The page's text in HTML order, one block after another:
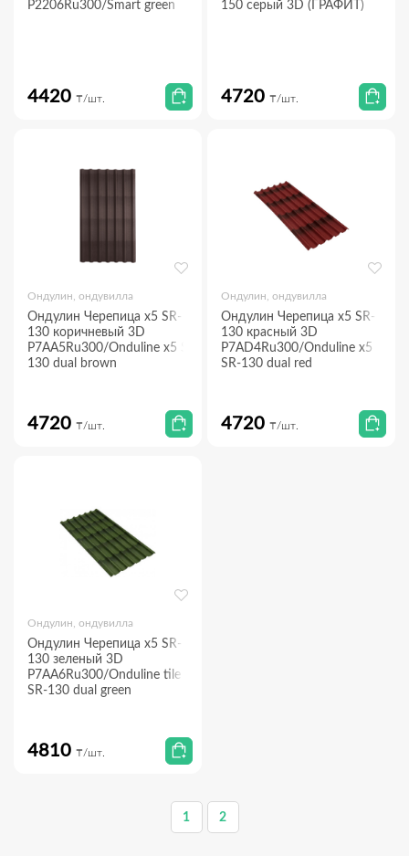
P2206Ru300/Smart green
4420 ₸/шт.
150 серый 3D (ГРАФИТ)
4720 ₸/шт.
Ондулин, ондувилла
Ондулин Черепица х5 SR-
130 коричневый 3D
P7AA5Ru300/Onduline x5 SR-
130 dual brown
4720 ₸/шт.
Ондулин, ондувилла
Ондулин Черепица х5 SR-
130 красный 3D
P7AD4Ru300/Onduline x5
SR-130 dual red
4720 ₸/шт.
Ондулин, ондувилла
Ондулин Черепица х5 SR-
130 зеленый 3D
P7АA6Ru300/Onduline tile x5
SR-130 dual green
4810 ₸/шт.
1 2